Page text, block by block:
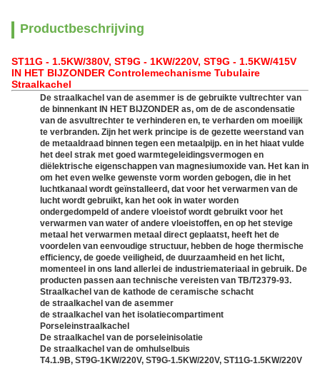
Productbeschrijving
ST11G - 1.5KW/380V, ST9G - 1KW/220V, ST9G - 1.5KW/415V
IN HET BIJZONDER Controlemechanisme Tubulaire
Straalkachel
De straalkachel van de asemmer is de gebruikte vultrechter van
de binnenkant IN HET BIJZONDER as, om de de ascondensatie
van de asvultrechter te verhinderen en, te verharden om moeilijk
te verbranden. Zijn het werk principe is de gezette weerstand van
de metaaldraad binnen tegen een metaalpijp. en in het hiaat vulde
het deel strak met goed warmtegeleidingsvermogen en
diëlektrische eigenschappen van magnesiumoxide van. Het kan in
om het even welke gewenste vorm worden gebogen, die in het
luchtkanaal wordt geïnstalleerd, dat voor het verwarmen van de
lucht wordt gebruikt, kan het ook in water worden
ondergedompeld of andere vloeistof wordt gebruikt voor het
verwarmen van water of andere vloeistoffen, en op het stevige
metaal het verwarmen metaal direct geplaatst, heeft het de
voordelen van eenvoudige structuur, hebben de hoge thermische
efficiency, de goede veiligheid, de duurzaamheid en het licht,
momenteel in ons land allerlei de industriemateriaal in gebruik. De
producten passen aan technische vereisten van TB/T2379-93.
Straalkachel van de kathode de ceramische schacht
de straalkachel van de asemmer
de straalkachel van het isolatiecompartiment
Porseleinstraalkachel
De straalkachel van de porseleinisolatie
De straalkachel van de omhulselbuis
T4.1.9B, ST9G-1KW/220V, ST9G-1.5KW/220V, ST11G-1.5KW/220V